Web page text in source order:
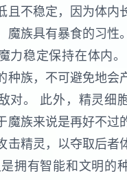
且不稳定，因为体内
魔族具有暴食的习性
力稳定保持在体内
种族，不可避免地会
对。 此外，精灵细
魔族来说是再好不过
击精灵，以夺取后者
拥有智能和文明的